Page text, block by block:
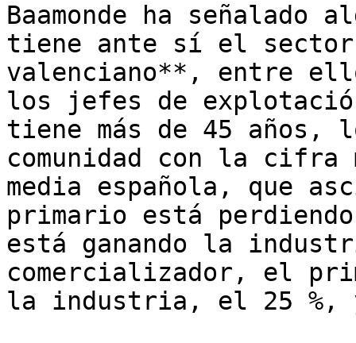
Baamonde ha señalado
tiene ante sí el sector
valenciano**, entre
los jefes de
tiene más de 45 años,
comunidad con la cifra
media española, que
primario está
está ganando la
comercializador, el
la industria, el 25 %,